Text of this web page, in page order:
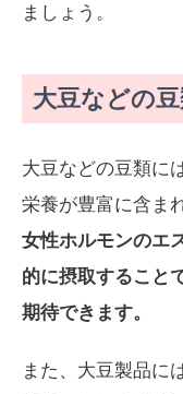
ましょう。
大豆などの
大豆などの豆類に
栄養が豊富に含ま
女性ホルモンのエ
的に摂取すること
期待できます。
また、大豆製品に